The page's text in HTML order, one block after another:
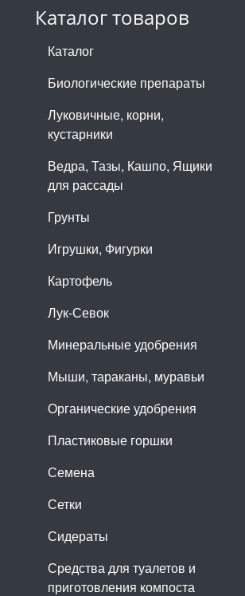
Каталог товаров
Каталог
Биологические препараты
Луковичные, корни,
кустарники
Ведра, Тазы, Кашпо, Ящики
для рассады
Грунты
Игрушки, Фигурки
Картофель
Лук-Севок
Минеральные удобрения
Мыши, тараканы, муравьи
Органические удобрения
Пластиковые горшки
Семена
Сетки
Сидераты
Средства для туалетов и
приготовления компоста